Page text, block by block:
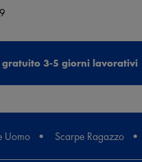
gratuito 3-5 giorni lavorativi
Uomo Scarpe Ragazzo